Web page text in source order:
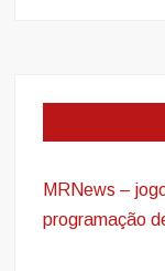
MRNews –
programação